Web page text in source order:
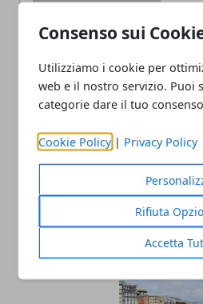
Consenso sui
Utilizziamo i cookie per
web e il nostro servizio. Puoi
categorie dare il tuo
Cookie Policy | Privacy Policy
Rifiuta
Accetta
ARTICOLI CORRELATI